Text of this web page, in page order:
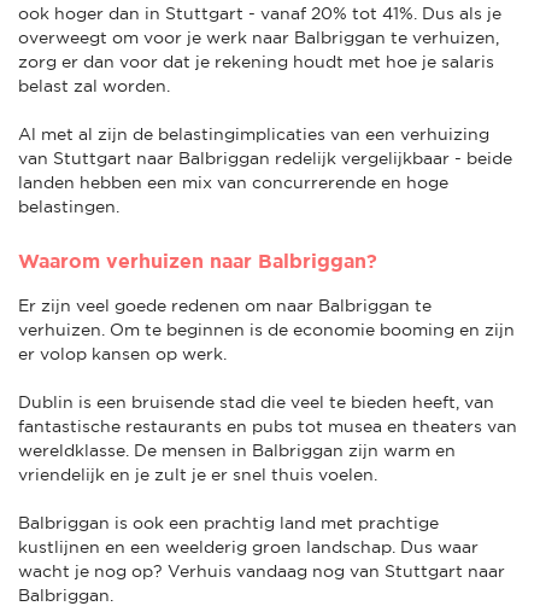
ook hoger dan in Stuttgart - vanaf 20% tot 41%. Dus als je
overweegt om voor je werk naar Balbriggan te verhuizen,
zorg er dan voor dat je rekening houdt met hoe je salaris
belast zal worden.
Al met al zijn de belastingimplicaties van een verhuizing
van Stuttgart naar Balbriggan redelijk vergelijkbaar - beide
landen hebben een mix van concurrerende en hoge
belastingen.
Waarom verhuizen naar Balbriggan?
Er zijn veel goede redenen om naar Balbriggan te
verhuizen. Om te beginnen is de economie booming en zijn
er volop kansen op werk.
Dublin is een bruisende stad die veel te bieden heeft, van
fantastische restaurants en pubs tot musea en theaters van
wereldklasse. De mensen in Balbriggan zijn warm en
vriendelijk en je zult je er snel thuis voelen.
Balbriggan is ook een prachtig land met prachtige
kustlijnen en een weelderig groen landschap. Dus waar
wacht je nog op? Verhuis vandaag nog van Stuttgart naar
Balbriggan.